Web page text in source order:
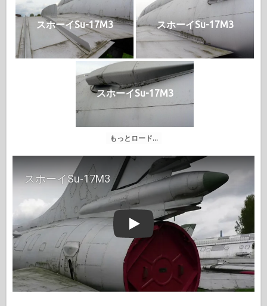
スホーイSu-17M3 スホーイSu-17M3
スホーイSu-17M3
もっとロード...
Play